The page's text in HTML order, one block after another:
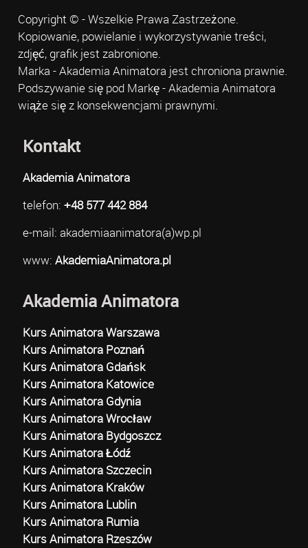
Copyright © - Wszelkie Prawa Zastrzeżone.
Kopiowanie, powielanie i wykorzystywanie treści,
zdjęć, grafik jest zabronione.
Marka - Akademia Animatora jest chroniona prawnie.
Podszywanie się pod Markę - Akademia Animatora
wiąże się z konsekwencjami prawnymi.
Kontakt
Akademia Animatora
telefon: +48 577 442 884
e-mail: akademiaanimatora(a)wp.pl
www: AkademiaAnimatora.pl
Akademia Animatora
Kurs Animatora Warszawa
Kurs Animatora Poznań
Kurs Animatora Gdańsk
Kurs Animatora Katowice
Kurs Animatora Gdynia
Kurs Animatora Wrocław
Kurs Animatora Bydgoszcz
Kurs Animatora Łódź
Kurs Animatora Szczecin
Kurs Animatora Kraków
Kurs Animatora Lublin
Kurs Animatora Rumia
Kurs Animatora Rzeszów